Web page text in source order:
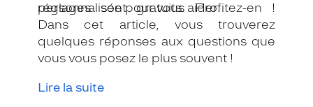
personnalisée pour vous aider.
réglages sont gratuits. Profitez-en !
Dans cet article, vous trouverez
quelques réponses aux questions que
vous vous posez le plus souvent !
Lire la suite